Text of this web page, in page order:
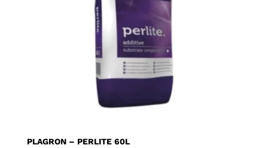
PLAGRON – PERLITE 60L